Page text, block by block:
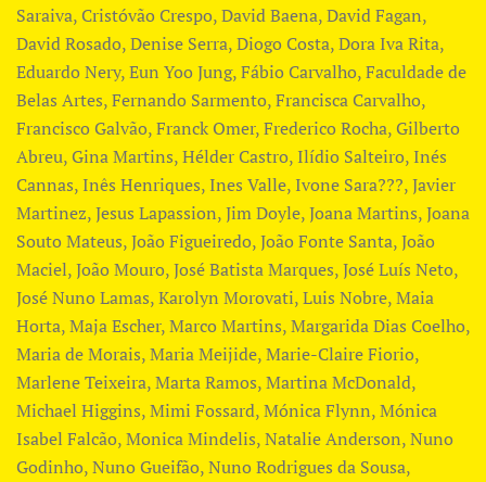
Saraiva, Cristóvão Crespo, David Baena, David Fagan,
David Rosado, Denise Serra, Diogo Costa, Dora Iva Rita,
Eduardo Nery, Eun Yoo Jung, Fábio Carvalho, Faculdade de
Belas Artes, Fernando Sarmento, Francisca Carvalho,
Francisco Galvão, Franck Omer, Frederico Rocha, Gilberto
Abreu, Gina Martins, Hélder Castro, Ilídio Salteiro, Inés
Cannas, Inês Henriques, Ines Valle, Ivone Sara???, Javier
Martinez, Jesus Lapassion, Jim Doyle, Joana Martins, Joana
Souto Mateus, João Figueiredo, João Fonte Santa, João
Maciel, João Mouro, José Batista Marques, José Luís Neto,
José Nuno Lamas, Karolyn Morovati, Luis Nobre, Maia
Horta, Maja Escher, Marco Martins, Margarida Dias Coelho,
Maria de Morais, Maria Meijide, Marie-Claire Fiorio,
Marlene Teixeira, Marta Ramos, Martina McDonald,
Michael Higgins, Mimi Fossard, Mónica Flynn, Mónica
Isabel Falcão, Monica Mindelis, Natalie Anderson, Nuno
Godinho, Nuno Gueifão, Nuno Rodrigues da Sousa,